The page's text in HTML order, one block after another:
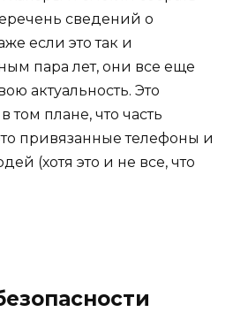
сведений о
если это так и
пара лет, они все еще
актуальность. Это
том плане, что часть
привязанные телефоны и
(хотя это и не все, что